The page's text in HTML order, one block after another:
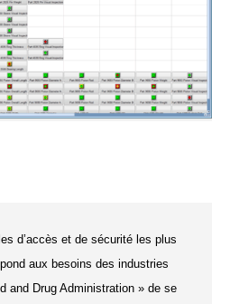
d’accès et de sécurité les plus
aux besoins des industries
and Drug Administration » de se